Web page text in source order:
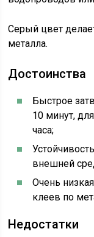
Серый цвет
металла.
Достоинства
Быстрое
10 минут,
часа;
внешней
Очень
клеев по
Недостатки